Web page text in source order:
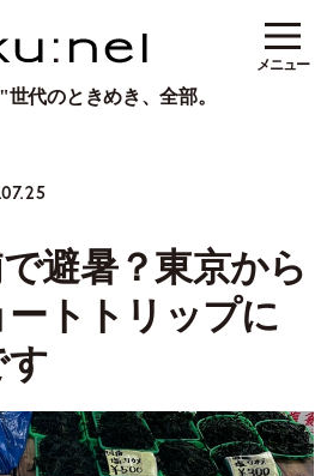
代のときめき、全部。
メニュー
避暑？東京から
トトリップに
す